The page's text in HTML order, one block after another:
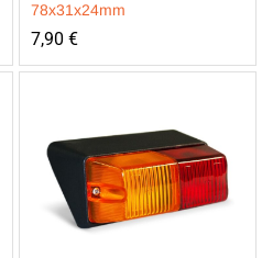
78x31x24mm
7,90 €